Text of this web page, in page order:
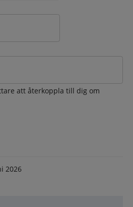
att återkoppla till dig om
2026